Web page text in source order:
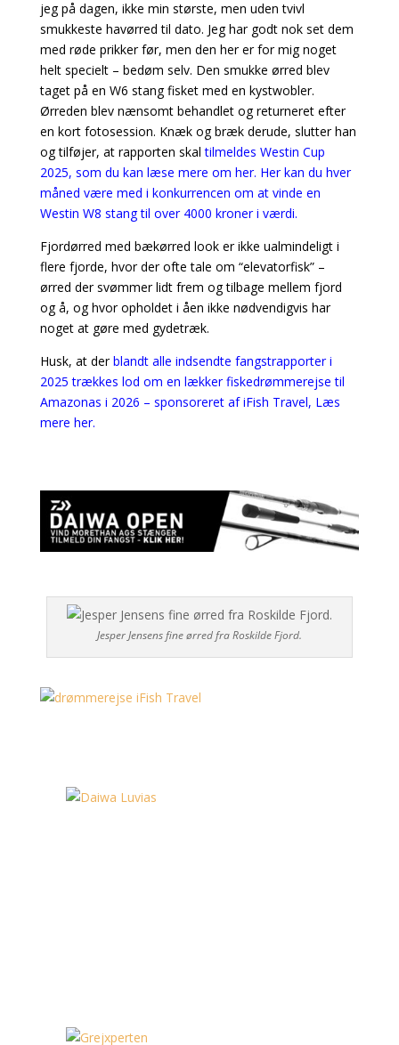
jeg på dagen, ikke min største, men uden tvivl
smukkeste havørred til dato. Jeg har godt nok set dem
med røde prikker før, men den her er for mig noget
helt specielt – bedøm selv. Den smukke ørred blev
taget på en W6 stang fisket med en kystwobler.
Ørreden blev nænsomt behandlet og returneret efter
en kort fotosession. Knæk og bræk derude, slutter han
og tilføjer, at rapporten skaltilmeldes Westin Cup
2025, som du kan læse mere om her. Her kan du hver
måned være med i konkurrencen om at vinde en
Westin W8 stang til over 4000 kroner i værdi.
Fjordørred med bækørred look er ikke ualmindeligt i
flere fjorde, hvor der ofte tale om “elevatorfisk” –
ørred der svømmer lidt frem og tilbage mellem fjord
og å, og hvor opholdet i åen ikke nødvendigvis har
noget at gøre med gydetræk.
Husk, at derblandt alle indsendte fangstrapporter i
2025 trækkes lod om en lækker fiskedrømmerejse til
Amazonas i 2026 – sponsoreret af iFish Travel, Læs
mere her.
Jesper Jensens fine ørred fra Roskilde Fjord.